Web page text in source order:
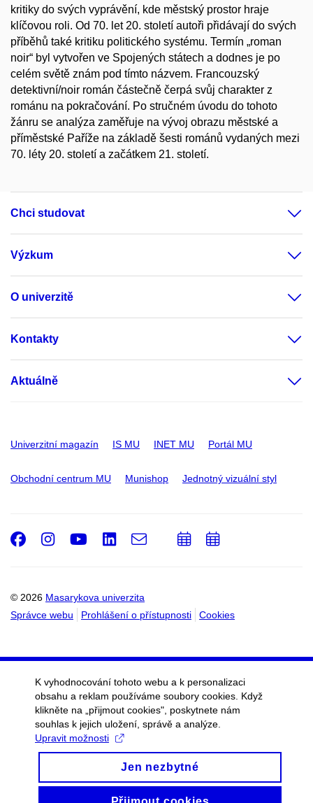
kritiky do svých vyprávění, kde městský prostor hraje
klíčovou roli. Od 70. let 20. století autoři přidávají do svých
příběhů také kritiku politického systému. Termín „roman
noir“ byl vytvořen ve Spojených státech a dodnes je po
celém světě znám pod tímto názvem. Francouzský
detektivní/noir román částečně čerpá svůj charakter z
románu na pokračování. Po stručném úvodu do tohoto
žánru se analýza zaměřuje na vývoj obrazu městské a
příměstské Paříže na základě šesti románů vydaných mezi
70. léty 20. století a začátkem 21. století.
Chci studovat
Výzkum
O univerzitě
Kontakty
Aktuálně
Univerzitní magazín IS MU INET MU Portál MU
Obchodní centrum MU Munishop Jednotný vizuální styl
© 2026 Masarykova univerzita
Správce webu
Prohlášení o přístupnosti Cookies
Facebook
Instagram
Youtube
LinkedIn
e-
PřidatPřidat
K vyhodnocování tohoto webu a k personalizaci
obsahu a reklam používáme soubory cookies. Když
klikněte na „přijmout cookies", poskytnete nám
souhlas k jejich uložení, správě a analýze.
Upravit možnosti
Jen nezbytné